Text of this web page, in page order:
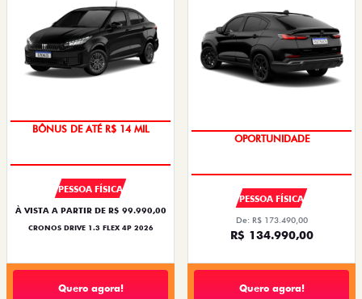
BÔNUS DE ATÉ R$ 14 MIL
PESSOA FÍSICA
À VISTA A PARTIR DE R$ 99.990,00
CRONOS DRIVE 1.3 FLEX 4P 2026
Quero agora!
OPORTUNIDADE
PESSOA FÍSICA
De: R$ 173.490,00
R$ 134.990,00
Quero agora!